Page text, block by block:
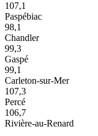
107,1
Paspébiac
98,1
Chandler
99,3
Gaspé
99,1
Carleton-sur-Mer
107,3
Percé
106,7
Rivière-au-Renard